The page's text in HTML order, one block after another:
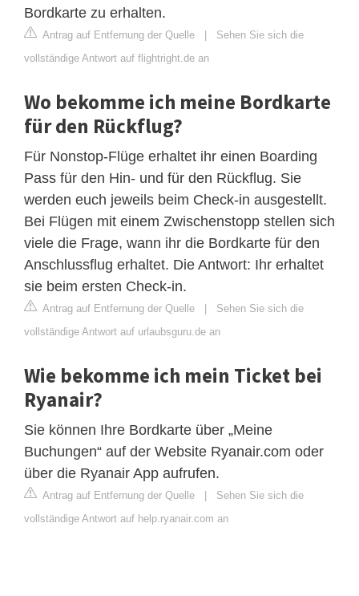
Bordkarte zu erhalten.
Antrag auf Entfernung der Quelle | Sehen Sie sich die
vollständige Antwort auf flightright.de an
Wo bekomme ich meine Bordkarte
für den Rückflug?
Für Nonstop-Flüge erhaltet ihr einen Boarding
Pass für den Hin- und für den Rückflug. Sie
werden euch jeweils beim Check-in ausgestellt.
Bei Flügen mit einem Zwischenstopp stellen sich
viele die Frage, wann ihr die Bordkarte für den
Anschlussflug erhaltet. Die Antwort: Ihr erhaltet
sie beim ersten Check-in.
Antrag auf Entfernung der Quelle | Sehen Sie sich die
vollständige Antwort auf urlaubsguru.de an
Wie bekomme ich mein Ticket bei
Ryanair?
Sie können Ihre Bordkarte über „Meine
Buchungen“ auf der Website Ryanair.com oder
über die Ryanair App aufrufen.
Antrag auf Entfernung der Quelle | Sehen Sie sich die
vollständige Antwort auf help.ryanair.com an